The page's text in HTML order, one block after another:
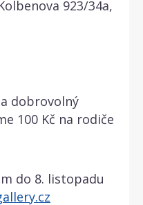
923/34a,
dobrovolný
100 Kč na rodiče
do 8. listopadu